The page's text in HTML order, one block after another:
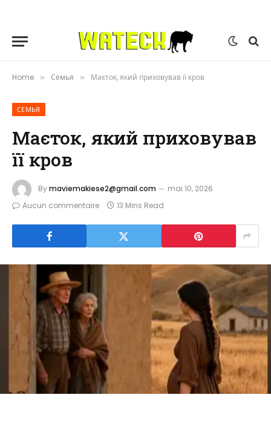
Home » Семья » Маєток, який приховував її кров
СЕМЬЯ
Маєток, який приховував
її кров
Bymaviemakiese2@gmail.com
mai 10, 2026
Aucun commentaire
13 Mins Read